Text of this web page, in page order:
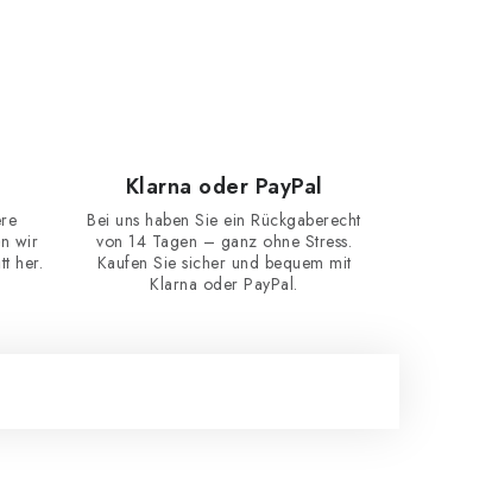
wir
her.
Klarna oder PayPal
Bei uns haben Sie ein Rückgaberecht
von 14 Tagen – ganz ohne Stress.
Kaufen Sie sicher und bequem mit
Klarna oder PayPal.